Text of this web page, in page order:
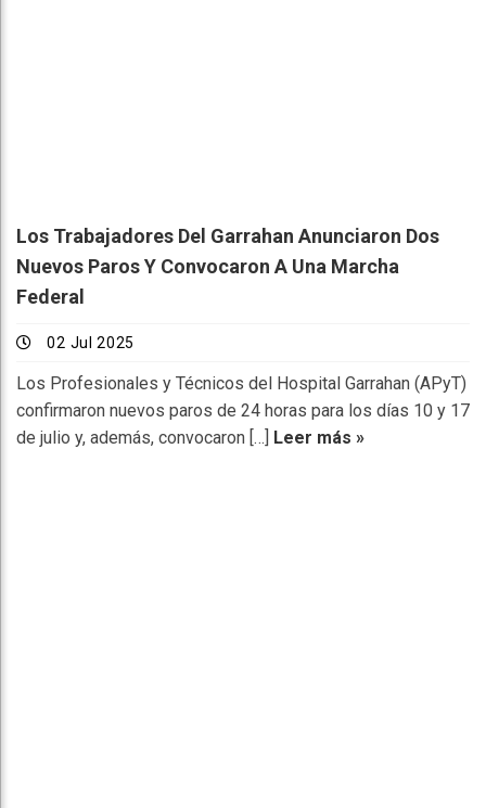
Los Trabajadores Del Garrahan Anunciaron Dos
Nuevos Paros Y Convocaron A Una Marcha
Federal
02 Jul 2025
Los Profesionales y Técnicos del Hospital Garrahan (APyT)
confirmaron nuevos paros de 24 horas para los días 10 y 17
de julio y, además, convocaron […]
Leer más »